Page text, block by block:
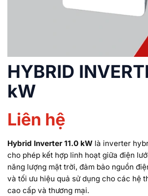
HYBRID
kW
Liên hệ
Hybrid Inverter 11.0 kW là inverter
cho phép kết hợp linh hoạt giữa điện
năng lượng mặt trời, đảm bảo nguồn
và tối ưu hiệu quả sử dụng cho các hệ
cao cấp và thương mại.